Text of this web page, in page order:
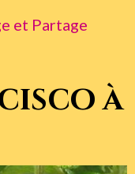
et Partage
à